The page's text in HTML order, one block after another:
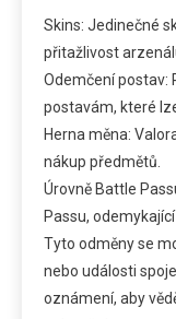
Skins: Jedinečné
přitažlivost
Odemčení postav:
postavám, které
Herna měna:
nákup předmětů.
Úrovně Battle
Passu,
Tyto odměny se
nebo události
oznámení, aby